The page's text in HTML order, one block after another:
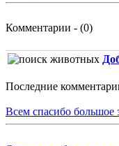
Комментарии - (0)
Последние
Всем спасибо большое